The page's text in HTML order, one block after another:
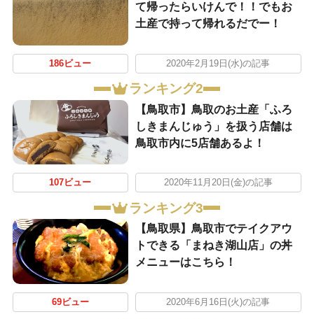
て帰ったらいけんで！！でもお
土産で持って帰れるだでー！
186ビュー 2020年2月19日(水)の記事
ランキング2
【鳥取市】鳥取のお土産「ふろ
しきまんじゅう」を扱う店舗は
鳥取市内に5店舗あるよ！
107ビュー 2020年11月20日(金)の記事
ランキング3
【鳥取県】鳥取市でテイクアウ
トできる「まねき湖山店」の丼
メニューはこちら！
69ビュー 2020年6月16日(火)の記事